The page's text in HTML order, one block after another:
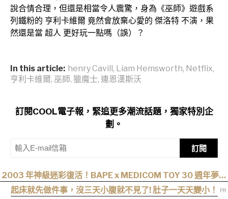
說合情合理，但還是相當令人震驚，身為《巫師》遊戲系
列鐵粉的 亨利卡維爾 竟然會放棄心愛的 傑洛特 不演，果
然還是當 超人 更好玩一點嗎（誤）？
In this article: henry Cavill, Liam Hemsworth, Netflix,
亨利卡維爾, 巫師, 獵魔士, 連恩漢斯沃
訂閱COOL電子報，緊追更多潮流話題，獨家特別企
劃。
訂閱
2003 年神級迷彩復活！BAPE x MEDICOM TOY 30 週年夢幻
聯動
起床就先做件事，沒三天小腹就不見了! 肚子一天天變小！